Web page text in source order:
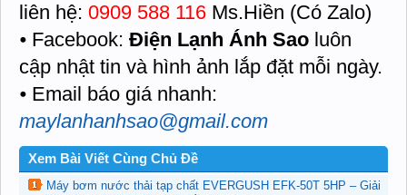
liên hệ: 0909 588 116 Ms.Hiền (Có Zalo)
⦁ Facebook: Điện Lạnh Ánh Sao luôn
cập nhật tin và hình ảnh lắp đặt mỗi ngày.
⦁ Email báo giá nhanh:
maylanhanhsao@gmail.com
Xem Bài Viết Cùng Chủ Đề
Máy bơm nước thải tạp chất EVERGUSH EFK-50T 5HP – Giải